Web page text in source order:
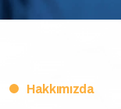
Hakkımızda